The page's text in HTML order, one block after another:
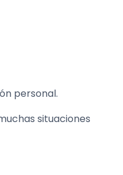
personal.
situaciones